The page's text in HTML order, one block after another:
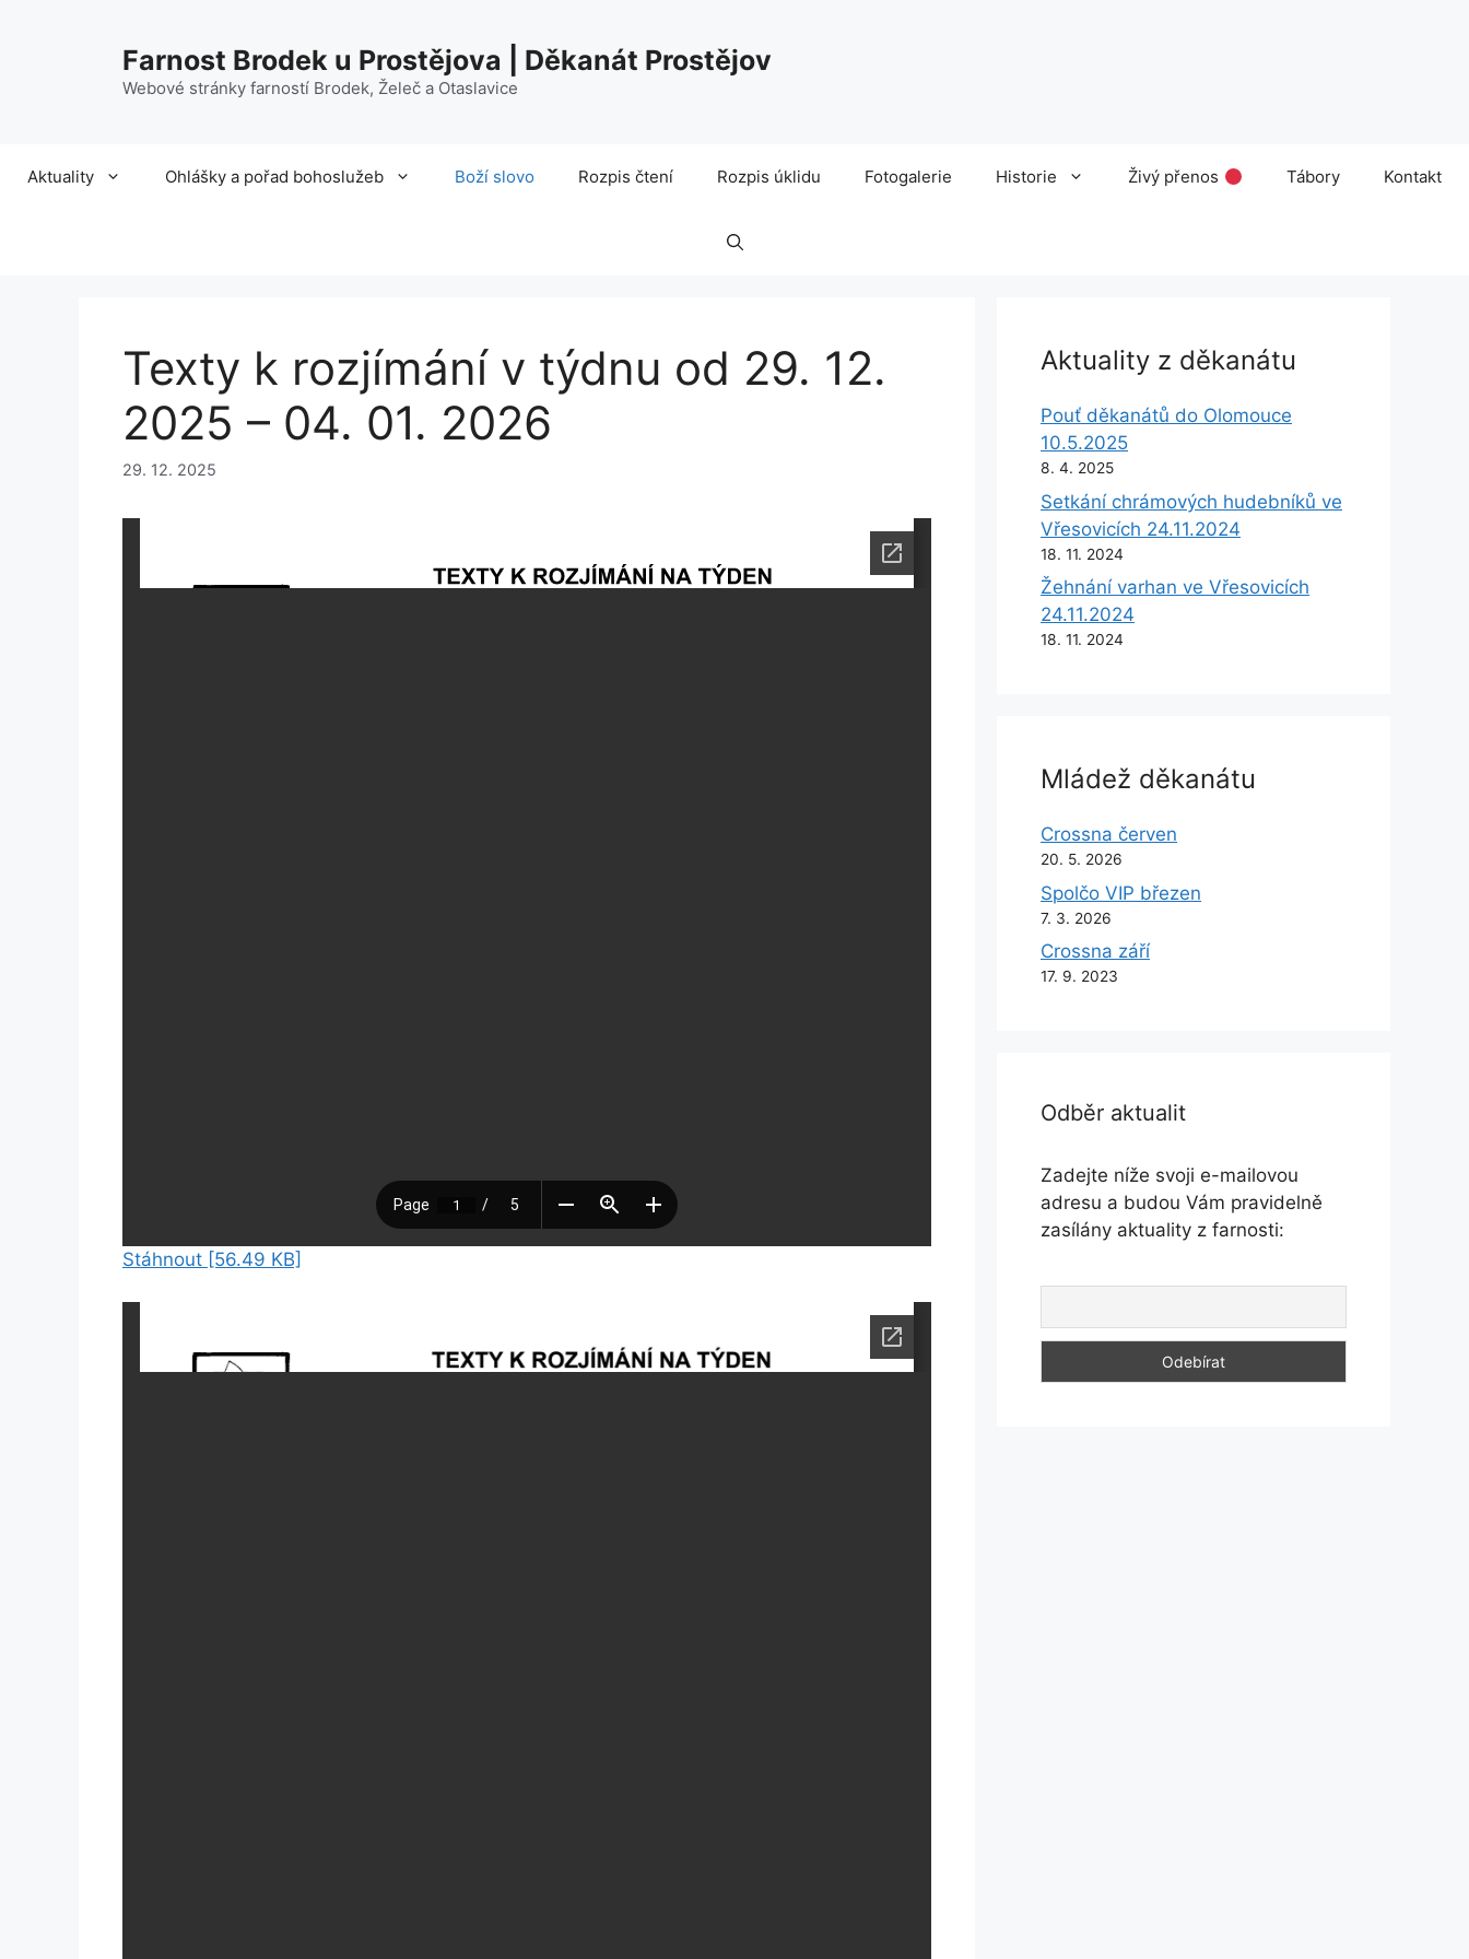
Farnost Brodek u Prostějova | Děkanát Prostějov
Webové stránky farností Brodek, Želeč a Otaslavice
Aktuality Ohlášky a pořad bohoslužeb Boží slovo Rozpis čtení Rozpis úklidu Fotogalerie Historie Živý přenos Tábory Kontakt
Texty k rozjímání v týdnu od 29. 12.
2025 – 04. 01. 2026
29. 12. 2025
Stáhnout [56.49 KB]
Aktuality z děkanátu
Pouť děkanátů do Olomouce
10.5.2025
8. 4. 2025
Setkání chrámových hudebníků ve
Vřesovicích 24.11.2024
18. 11. 2024
Žehnání varhan ve Vřesovicích
24.11.2024
18. 11. 2024
Mládež děkanátu
Crossna červen
20. 5. 2026
Spolčo VIP březen
7. 3. 2026
Crossna září
17. 9. 2023
Odběr aktualit
Zadejte níže svoji e-mailovou
adresu a budou Vám pravidelně
zasílány aktuality z farnosti: